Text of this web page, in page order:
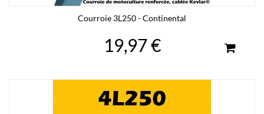
Courroie 3L250 - Continental
19,97 €